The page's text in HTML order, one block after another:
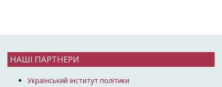
НАШІ ПАРТНЕРИ
Український інститут політики